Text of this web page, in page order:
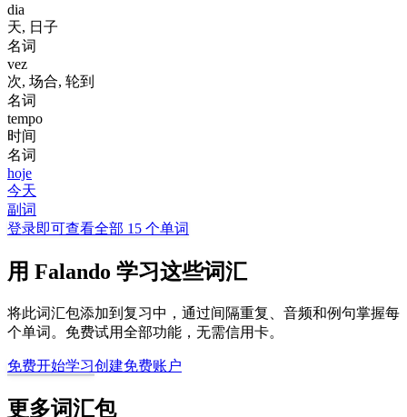
dia
天, 日子
名词
vez
次, 场合, 轮到
名词
tempo
时间
名词
hoje
今天
副词
登录即可查看全部 15 个单词
用 Falando 学习这些词汇
将此词汇包添加到复习中，通过间隔重复、音频和例句掌握每
个单词。免费试用全部功能，无需信用卡。
免费开始学习创建免费账户
更多词汇包